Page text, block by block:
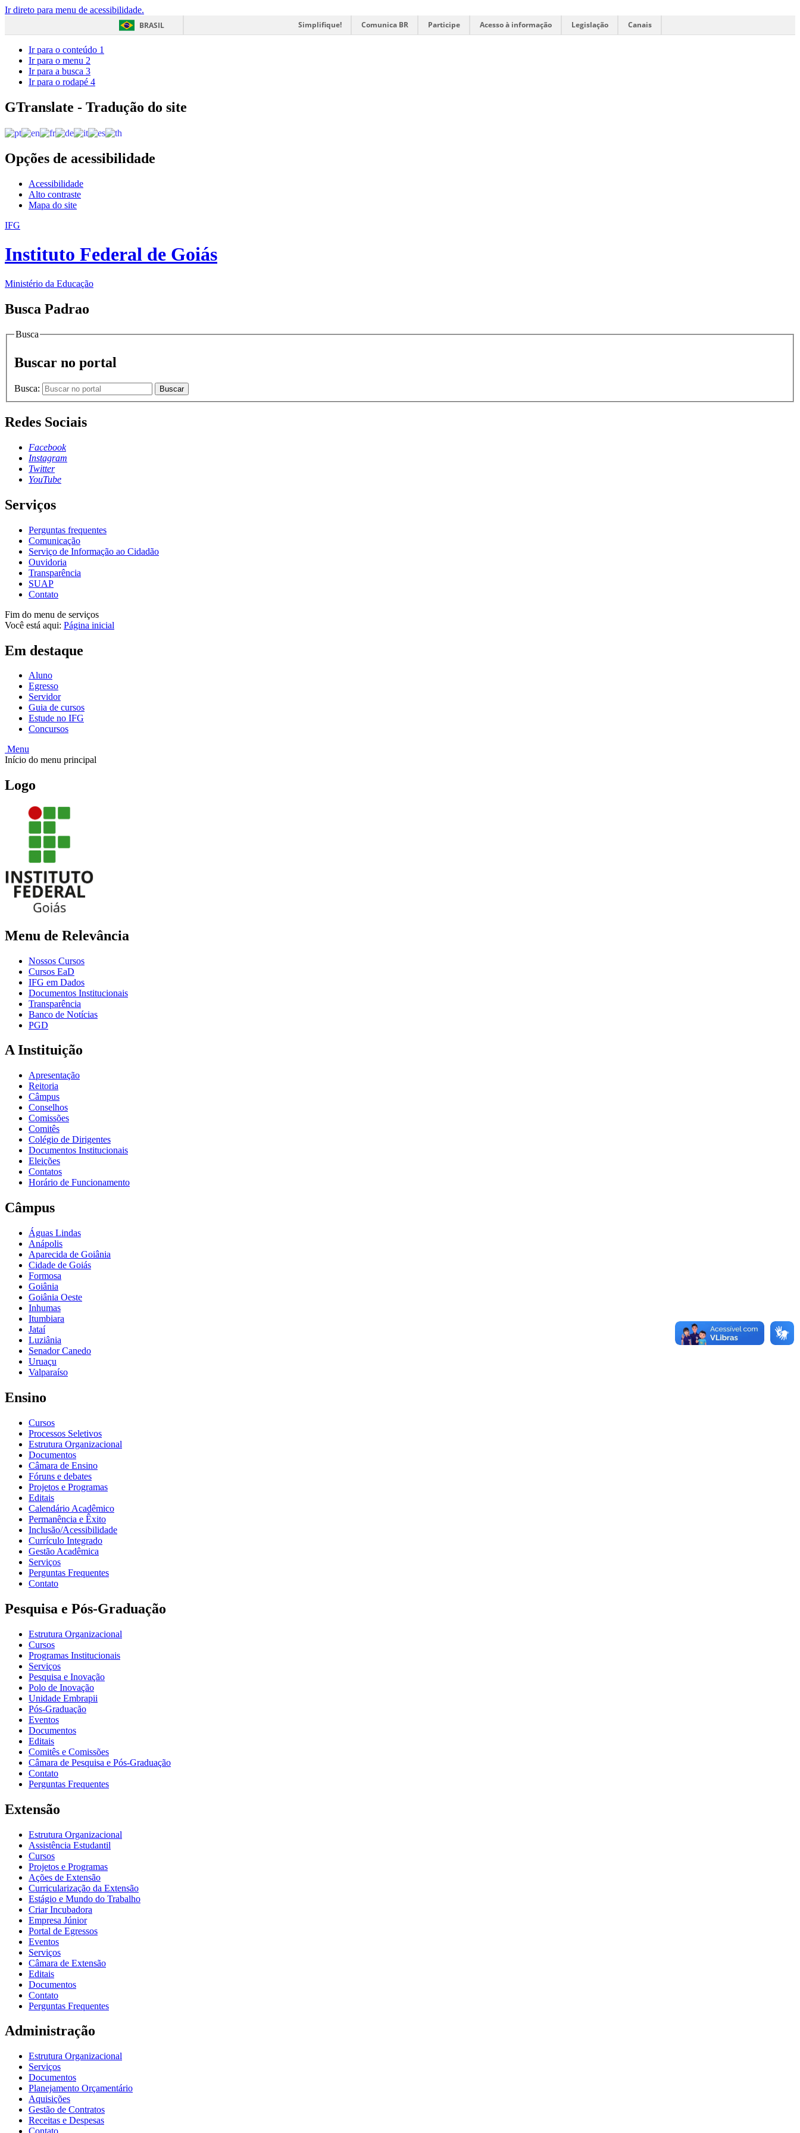
Ir direto para menu de acessibilidade.
BRASIL
Simplifique! Comunica BR Participe Acesso à informação Legislação Canais
Ir para o conteúdo 1
Ir para o menu 2
Ir para a busca 3
Ir para o rodapé 4
GTranslate - Tradução do site
Opções de acessibilidade
Acessibilidade
Alto contraste
Mapa do site
IFG
Instituto Federal de Goiás
Ministério da Educação
Busca Padrao
Busca
Buscar no portal
Busca: Buscar
Redes Sociais
Facebook
Instagram
Twitter
YouTube
Serviços
Perguntas frequentes
Comunicação
Serviço de Informação ao Cidadão
Ouvidoria
Transparência
SUAP
Contato
Fim do menu de serviços
Você está aqui: Página inicial
Em destaque
Aluno
Egresso
Servidor
Guia de cursos
Estude no IFG
Concursos
Menu
Início do menu principal
Logo
Menu de Relevância
Nossos Cursos
Cursos EaD
IFG em Dados
Documentos Institucionais
Transparência
Banco de Notícias
PGD
A Instituição
Apresentação
Reitoria
Câmpus
Conselhos
Comissões
Comitês
Colégio de Dirigentes
Documentos Institucionais
Eleições
Contatos
Horário de Funcionamento
Câmpus
Águas Lindas
Anápolis
Aparecida de Goiânia
Cidade de Goiás
Formosa
Goiânia
Goiânia Oeste
Inhumas
Itumbiara
Jataí
Luziânia
Senador Canedo
Uruaçu
Valparaíso
Ensino
Cursos
Processos Seletivos
Estrutura Organizacional
Documentos
Câmara de Ensino
Fóruns e debates
Projetos e Programas
Editais
Calendário Acadêmico
Permanência e Êxito
Inclusão/Acessibilidade
Currículo Integrado
Gestão Acadêmica
Serviços
Perguntas Frequentes
Contato
Pesquisa e Pós-Graduação
Estrutura Organizacional
Cursos
Programas Institucionais
Serviços
Pesquisa e Inovação
Polo de Inovação
Unidade Embrapii
Pós-Graduação
Eventos
Documentos
Editais
Comitês e Comissões
Câmara de Pesquisa e Pós-Graduação
Contato
Perguntas Frequentes
Extensão
Estrutura Organizacional
Assistência Estudantil
Cursos
Projetos e Programas
Ações de Extensão
Curricularização da Extensão
Estágio e Mundo do Trabalho
Criar Incubadora
Empresa Júnior
Portal de Egressos
Eventos
Serviços
Câmara de Extensão
Editais
Documentos
Contato
Perguntas Frequentes
Administração
Estrutura Organizacional
Serviços
Documentos
Planejamento Orçamentário
Aquisições
Gestão de Contratos
Receitas e Despesas